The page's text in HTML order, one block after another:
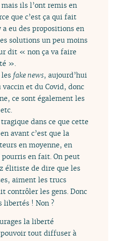
ils l’ont remis en
que c’est ça qui fait
a eu des propositions en
solutions un peu moins
dit « non ça va faire
».
les fake news, aujourd’hui
et du Covid, donc
ce sont également les
dans ce que cette
avant c’est que la
en moyenne, en
en fait. On peut
élitiste de dire que les
aiment les trucs
contrôler les gens. Donc
libertés ! Non ?
la liberté
pouvoir tout diffuser à